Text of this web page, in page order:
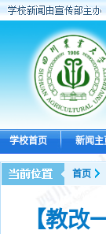
学校首页 新闻主
首页
【教改